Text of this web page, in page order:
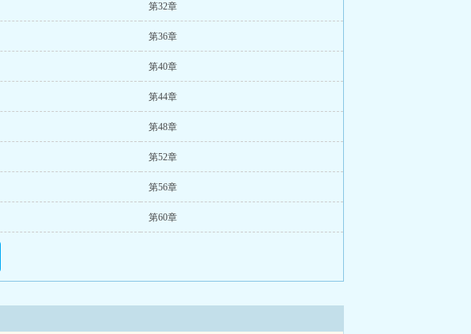
第32章
第36章
第40章
第44章
第48章
第52章
第56章
第60章